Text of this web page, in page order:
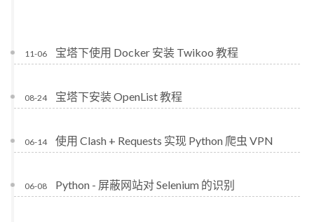
11-06 宝塔下使用 Docker 安装 Twikoo 教程
08-24 宝塔下安装 OpenList 教程
06-14 使用 Clash + Requests 实现 Python 爬虫 VPN
06-08 Python - 屏蔽网站对 Selenium 的识别